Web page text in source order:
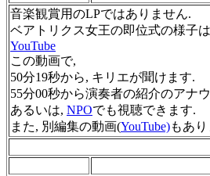
音楽観賞用のLPではありません.
ベアトリクス女王の即位式の様子
YouTube
この動画で,
50分19秒から, キリエが聞けます.
55分00秒から演奏者の紹介のアナ
あるいは, NPOでも視聴できます.
また, 別編集の動画(YouTube)もあ